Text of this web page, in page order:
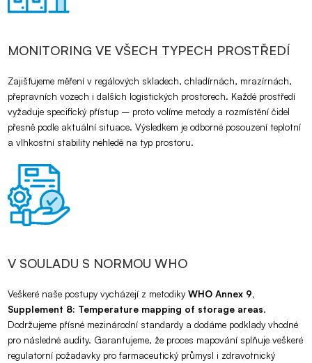
MONITORING VE VŠECH TYPECH PROSTŘEDÍ
Zajišťujeme měření v regálových skladech, chladírnách, mrazírnách,
přepravních vozech i dalších logistických prostorech. Každé prostředí
vyžaduje specifický přístup – proto volíme metody a rozmístění čidel
přesně podle aktuální situace. Výsledkem je odborné posouzení teplotní
a vlhkostní stability nehledě na typ prostoru.
V SOULADU S NORMOU WHO
Veškeré naše postupy vycházejí z metodikyWHO Annex 9,
Supplement 8: Temperature mapping of storage areas.
Dodržujeme přísné mezinárodní standardy a dodáme podklady vhodné
pro následné audity. Garantujeme, že proces mapování splňuje veškeré
regulatorní požadavky pro farmaceutický průmysl i zdravotnický